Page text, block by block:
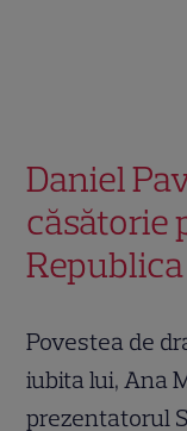
Daniel
căsătorie
Povestea de
iubita lui, Ana
prezentatorul